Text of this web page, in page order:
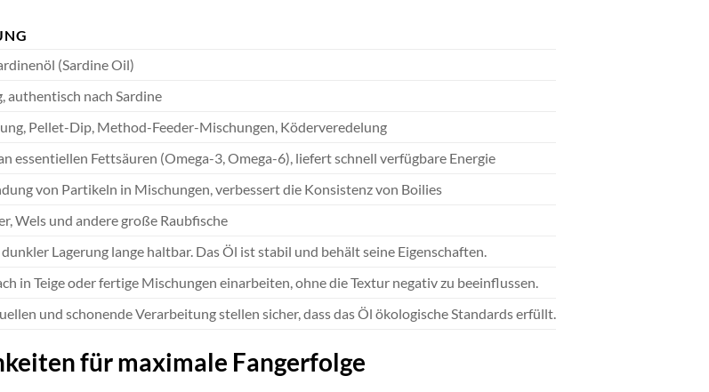
(Sardine Oil)
authentisch nach Sardine
Pellet-Dip, Method-Feeder-Mischungen, Köderveredelung
essentiellen Fettsäuren (Omega-3, Omega-6), liefert schnell verfügbare Energie
von Partikeln in Mischungen, verbessert die Konsistenz von Boilies
Wels und andere große Raubfische
Lagerung lange haltbar. Das Öl ist stabil und behält seine Eigenschaften.
in Teige oder fertige Mischungen einarbeiten, ohne die Textur negativ zu beeinflussen.
und schonende Verarbeitung stellen sicher, dass das Öl ökologische Standards erfüllt.
für maximale Fangerfolge